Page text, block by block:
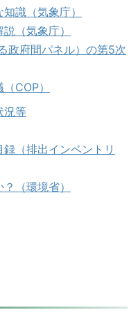
識（気象庁）
（気象庁）
政府間パネル）の第5次
COP）
況等
（排出インベントリ
（環境省）